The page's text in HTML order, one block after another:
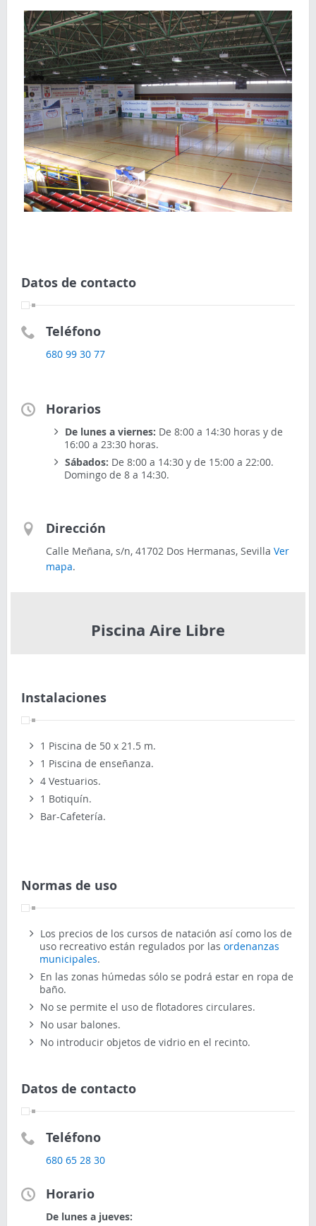
Datos de contacto
Teléfono
680 99 30 77
Horarios
De lunes a viernes: De 8:00 a 14:30 horas y de
16:00 a 23:30 horas.
Sábados: De 8:00 a 14:30 y de 15:00 a 22:00.
Domingo de 8 a 14:30.
Dirección
Calle Meñana, s/n, 41702 Dos Hermanas, Sevilla Ver
mapa.
Piscina Aire Libre
Instalaciones
1 Piscina de 50 x 21.5 m.
1 Piscina de enseñanza.
4 Vestuarios.
1 Botiquín.
Bar-Cafetería.
Normas de uso
Los precios de los cursos de natación así como los de
uso recreativo están regulados por las ordenanzas
municipales.
En las zonas húmedas sólo se podrá estar en ropa de
baño.
No se permite el uso de flotadores circulares.
No usar balones.
No introducir objetos de vidrio en el recinto.
Datos de contacto
Teléfono
680 65 28 30
Horario
De lunes a jueves: